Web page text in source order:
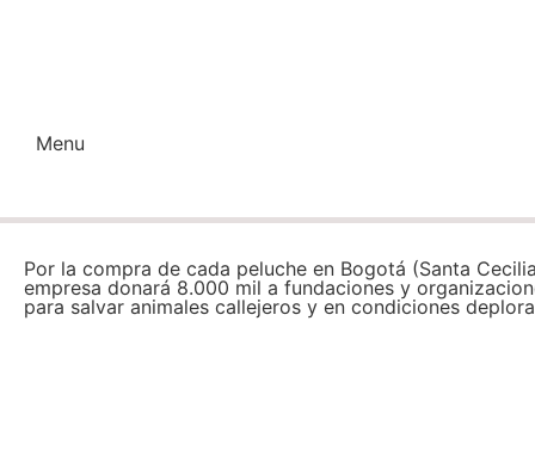
Menu
Por la compra de cada peluche en Bogotá (Santa
empresa donará 8.000 mil a fundaciones y
para salvar animales callejeros y en condiciones